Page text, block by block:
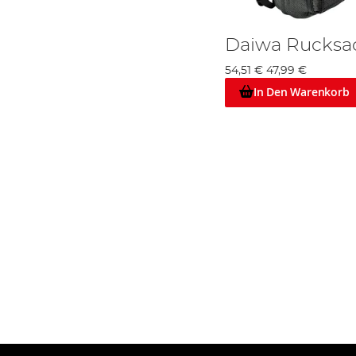
Daiwa
54,51 € 47,99 €
In Den Warenkorb